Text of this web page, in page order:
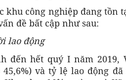
khu công nghiệp đang tồn
đề bất cập như sau:
lao động
đến hết quý I năm 2019,
và tỷ lệ lao động đã